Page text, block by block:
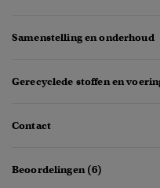
Samenstelling en onderhoud
Gerecyclede stoffen en
Contact
Beoordelingen (6)